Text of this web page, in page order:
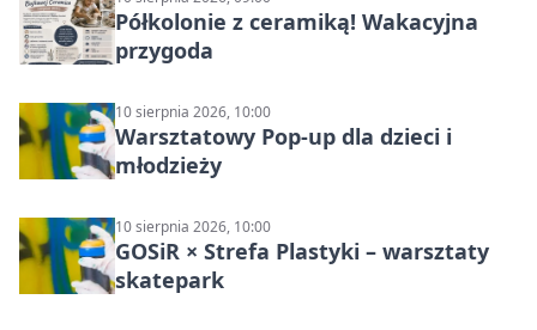
Półkolonie z ceramiką! Wakacyjna
przygoda
10 sierpnia 2026, 10:00
Warsztatowy Pop-up dla dzieci i
młodzieży
10 sierpnia 2026, 10:00
GOSiR × Strefa Plastyki – warsztaty
skatepark